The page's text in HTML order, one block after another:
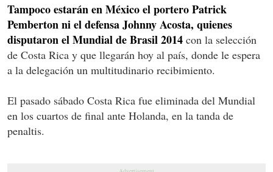
Tampoco estarán en México el portero Patrick
Pemberton ni el defensa Johnny Acosta, quienes
disputaron el Mundial de Brasil 2014 con la selección
de Costa Rica y que llegarán hoy al país, donde le espera
a la delegación un multitudinario recibimiento.
El pasado sábado Costa Rica fue eliminada del Mundial
en los cuartos de final ante Holanda, en la tanda de
penaltis.